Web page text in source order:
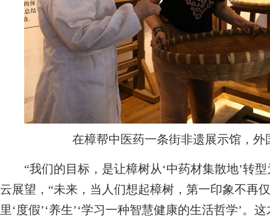
在樟帮中医药一条街非遗展示馆，
“我们的目标，是让樟树从‘中药材集散地’转型
云展望，“未来，当人们想起樟树，第一印象不再
里‘度假’‘养生’‘学习一种智慧健康的生活哲学’。